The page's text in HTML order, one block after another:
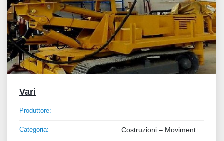
Vari
Produttore:
Categoria: Costruzioni – Movimento Terra – Sollevamento